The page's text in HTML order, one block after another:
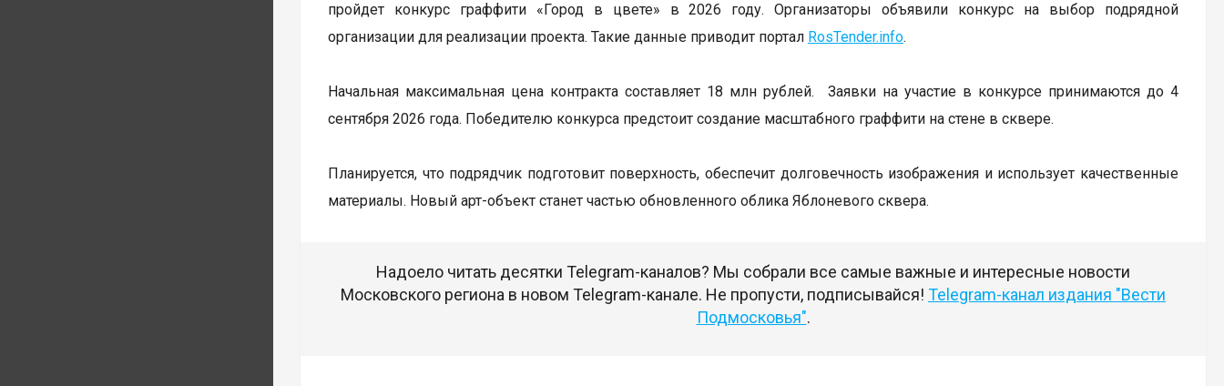
пройдет конкурс граффити «Город в цвете» в 2026 году. Организаторы объявили конкурс на выбор подрядной
организации для реализации проекта. Такие данные приводит портал RosTender.info.
Начальная максимальная цена контракта составляет 18 млн рублей. Заявки на участие в конкурсе принимаются до 4
сентября 2026 года. Победителю конкурса предстоит создание масштабного граффити на стене в сквере.
Планируется, что подрядчик подготовит поверхность, обеспечит долговечность изображения и использует качественные
материалы. Новый арт-объект станет частью обновленного облика Яблоневого сквера.
Надоело читать десятки Telegram-каналов? Мы собрали все самые важные и интересные новости
Московского региона в новом Telegram-канале. Не пропусти, подписывайся! Telegram-канал издания "Вести
Подмосковья".